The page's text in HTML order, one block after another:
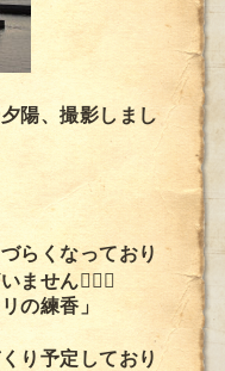
陽、撮影しまし
らくなっており
ません🙇🏻‍♀️
の練香」
り予定しており